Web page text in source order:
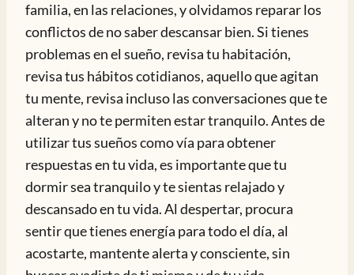
familia, en las relaciones, y olvidamos reparar los
conflictos de no saber descansar bien. Si tienes
problemas en el sueño, revisa tu habitación,
revisa tus hábitos cotidianos, aquello que agitan
tu mente, revisa incluso las conversaciones que te
alteran y no te permiten estar tranquilo. Antes de
utilizar tus sueños como vía para obtener
respuestas en tu vida, es importante que tu
dormir sea tranquilo y te sientas relajado y
descansado en tu vida. Al despertar, procura
sentir que tienes energía para todo el día, al
acostarte, mantente alerta y consciente, sin